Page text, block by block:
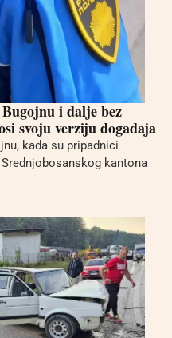
i dalje bez
svoju verziju događaja
kada su pripadnici
kantona